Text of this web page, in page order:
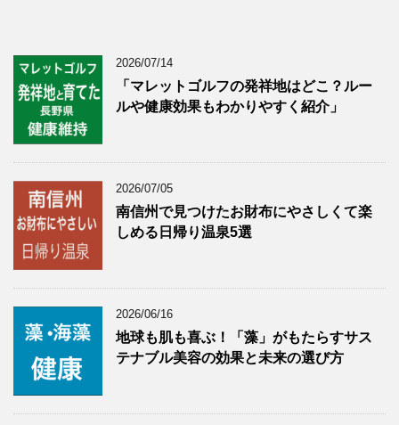
2026/07/14
「マレットゴルフの発祥地はどこ？ルー
ルや健康効果もわかりやすく紹介」
2026/07/05
南信州で見つけたお財布にやさしくて楽
しめる日帰り温泉5選
2026/06/16
地球も肌も喜ぶ！「藻」がもたらすサス
テナブル美容の効果と未来の選び方